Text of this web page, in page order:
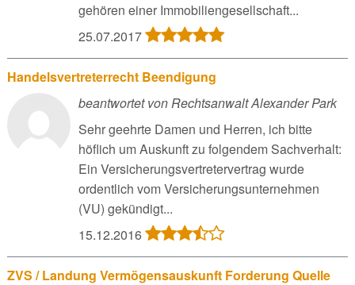
gehören einer Immobiliengesellschaft...
25.07.2017
Handelsvertreterrecht Beendigung
beantwortet von Rechtsanwalt Alexander Park
Sehr geehrte Damen und Herren, ich bitte
höflich um Auskunft zu folgendem Sachverhalt:
Ein Versicherungsvertretervertrag wurde
ordentlich vom Versicherungsunternehmen
(VU) gekündigt...
15.12.2016
ZVS / Landung Vermögensauskunft Forderung Quelle